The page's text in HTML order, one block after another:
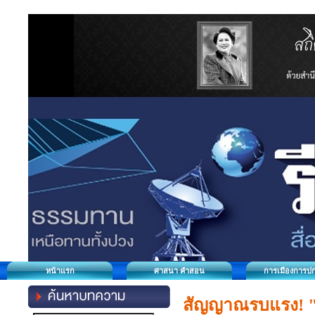
หน้าแรก ศาสนา คำสอน การเมืองการป
สัญญาณรบแรง!